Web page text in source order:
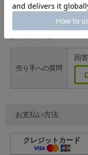
がございます。
その際はご容赦いただき
売り手への質問
回
お支払い方法
クレジットカード